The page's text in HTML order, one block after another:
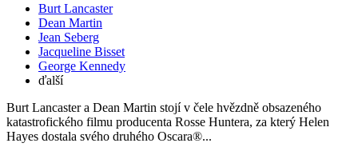
Burt Lancaster
Dean Martin
Jean Seberg
Jacqueline Bisset
George Kennedy
ďalší
Burt Lancaster a Dean Martin stojí v čele hvězdně obsazeného
katastrofického filmu producenta Rosse Huntera, za který Helen
Hayes dostala svého druhého Oscara®...